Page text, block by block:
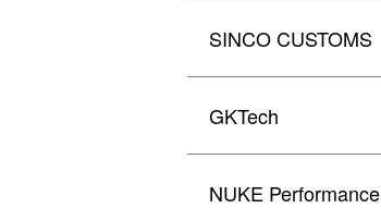
SINCO CUSTOMS
GKTech
NUKE Performance